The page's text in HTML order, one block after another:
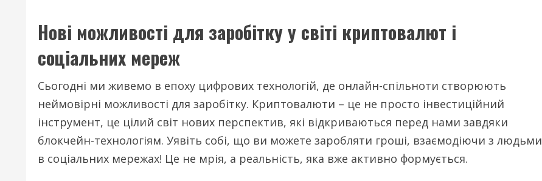
Нові можливості для заробітку у світі криптовалют і
соціальних мереж
Сьогодні ми живемо в епоху цифрових технологій, де онлайн-спільноти створюють
неймовірні можливості для заробітку. Криптовалюти – це не просто інвестиційний
інструмент, це цілий світ нових перспектив, які відкриваються перед нами завдяки
блокчейн-технологіям. Уявіть собі, що ви можете заробляти гроші, взаємодіючи з людьми
в соціальних мережах! Це не мрія, а реальність, яка вже активно формується.